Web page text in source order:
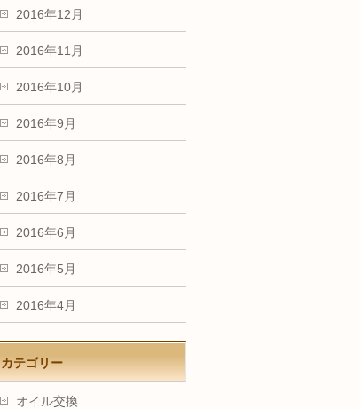
2016年12月
2016年11月
2016年10月
2016年9月
2016年8月
2016年7月
2016年6月
2016年5月
2016年4月
カテゴリー
オイル交換